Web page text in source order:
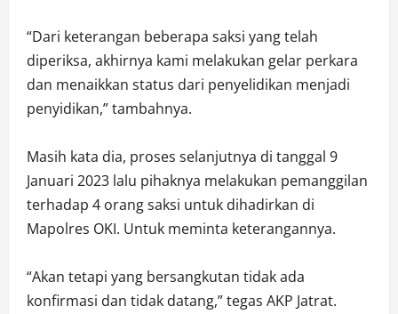
“Dari keterangan beberapa saksi yang telah
diperiksa, akhirnya kami melakukan gelar perkara
dan menaikkan status dari penyelidikan menjadi
penyidikan,” tambahnya.
Masih kata dia, proses selanjutnya di tanggal 9
Januari 2023 lalu pihaknya melakukan pemanggilan
terhadap 4 orang saksi untuk dihadirkan di
Mapolres OKI. Untuk meminta keterangannya.
“Akan tetapi yang bersangkutan tidak ada
konfirmasi dan tidak datang,” tegas AKP Jatrat.